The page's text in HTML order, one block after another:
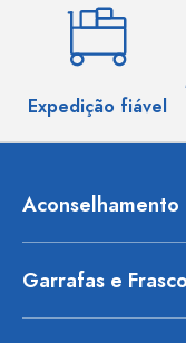
Expedição fiável
Aconselhamento
Garrafas e